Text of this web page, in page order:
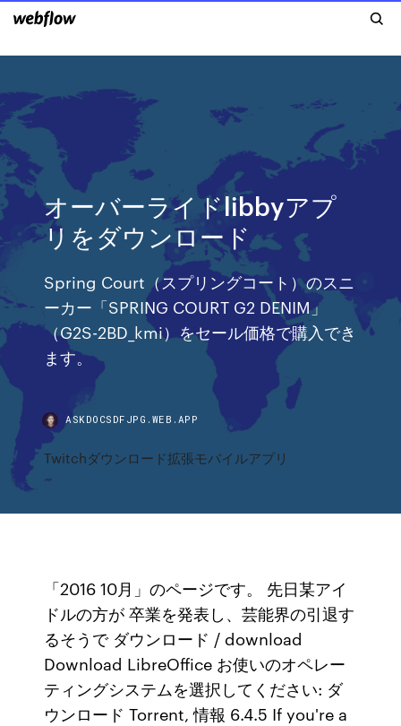
オーバーライドlibbyアプ
リをダウンロード
Spring Court（スプリングコート）のスニ
ーカー「SPRING COURT G2 DENIM」
（G2S-2BD_kmi）をセール価格で購入でき
ます。
ASKDOCSDFJPG.WEB.APP
Twitchダウンロード拡張モバイルアプリ
「2016 10月」のページです。 先日某アイ
ドルの方が 卒業を発表し、芸能界の引退す
るそうで ダウンロード / download
Download LibreOffice お使いのオペレー
ティングシステムを選択してください: ダ
ウンロード Torrent, 情報 6.4.5 If you're a